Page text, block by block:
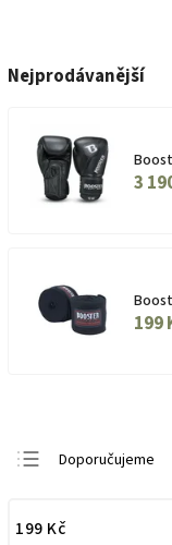
Nejprodávanější
3
199
Doporučujeme
Nejdražší
199 Kč